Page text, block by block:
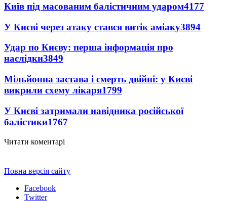
Київ під масованим балістичним ударом4177
У Києві через атаку стався витік аміаку3894
Удар по Києву: перша інформація про
наслідки3849
Мільйонна застава і смерть двійні: у Києві
викрили схему лікаря1799
У Києві затримали навідника російської
балістики1767
Читати коментарі
Повна версія сайту
Facebook
Twitter